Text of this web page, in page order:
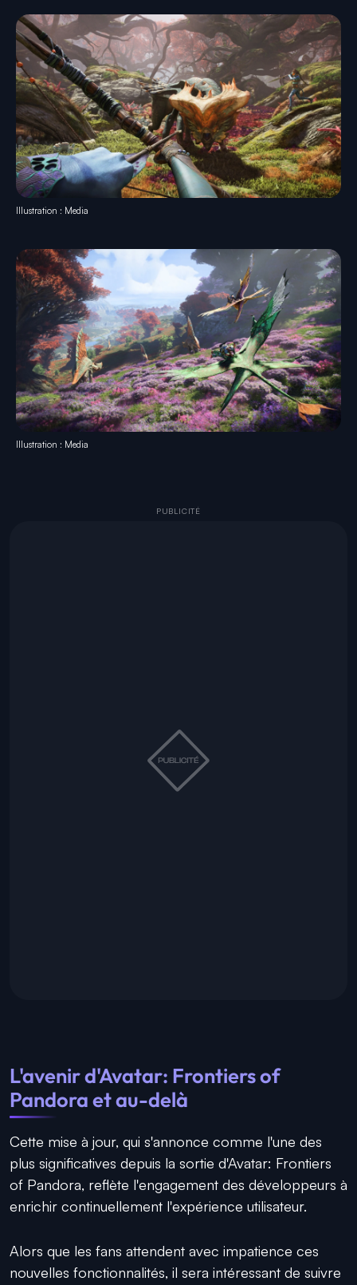
Illustration : Media
Illustration : Media
L'avenir d'Avatar: Frontiers of
Pandora et au-delà
Cette mise à jour, qui s'annonce comme l'une des
plus significatives depuis la sortie d'Avatar: Frontiers
of Pandora, reflète l'engagement des développeurs à
enrichir continuellement l'expérience utilisateur.
Alors que les fans attendent avec impatience ces
nouvelles fonctionnalités, il sera intéressant de suivre